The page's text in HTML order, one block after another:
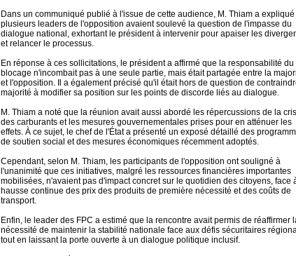
Dans un communiqué publié à l'issue de cette audience, M. Thiam a expliqué
plusieurs leaders de l'opposition avaient soulevé la question de l'impasse du
dialogue national, exhortant le président à intervenir pour apaiser les
et relancer le processus.
En réponse à ces sollicitations, le président a affirmé que la responsabilité du
blocage n'incombait pas à une seule partie, mais était partagée entre la
et l'opposition. Il a également précisé qu'il était hors de question de
majorité à modifier sa position sur les points de discorde liés au dialogue.
M. Thiam a noté que la réunion avait aussi abordé les répercussions de la
des carburants et les mesures gouvernementales prises pour en atténuer les
effets. À ce sujet, le chef de l'État a présenté un exposé détaillé des
de soutien social et des mesures économiques récemment adoptés.
Cependant, selon M. Thiam, les participants de l'opposition ont souligné à
l'unanimité que ces initiatives, malgré les ressources financières importantes
mobilisées, n'avaient pas d'impact concret sur le quotidien des citoyens, face
hausse continue des prix des produits de première nécessité et des coûts de
transport.
Enfin, le leader des FPC a estimé que la rencontre avait permis de réaffirmer
nécessité de maintenir la stabilité nationale face aux défis sécuritaires
tout en laissant la porte ouverte à un dialogue politique inclusif.